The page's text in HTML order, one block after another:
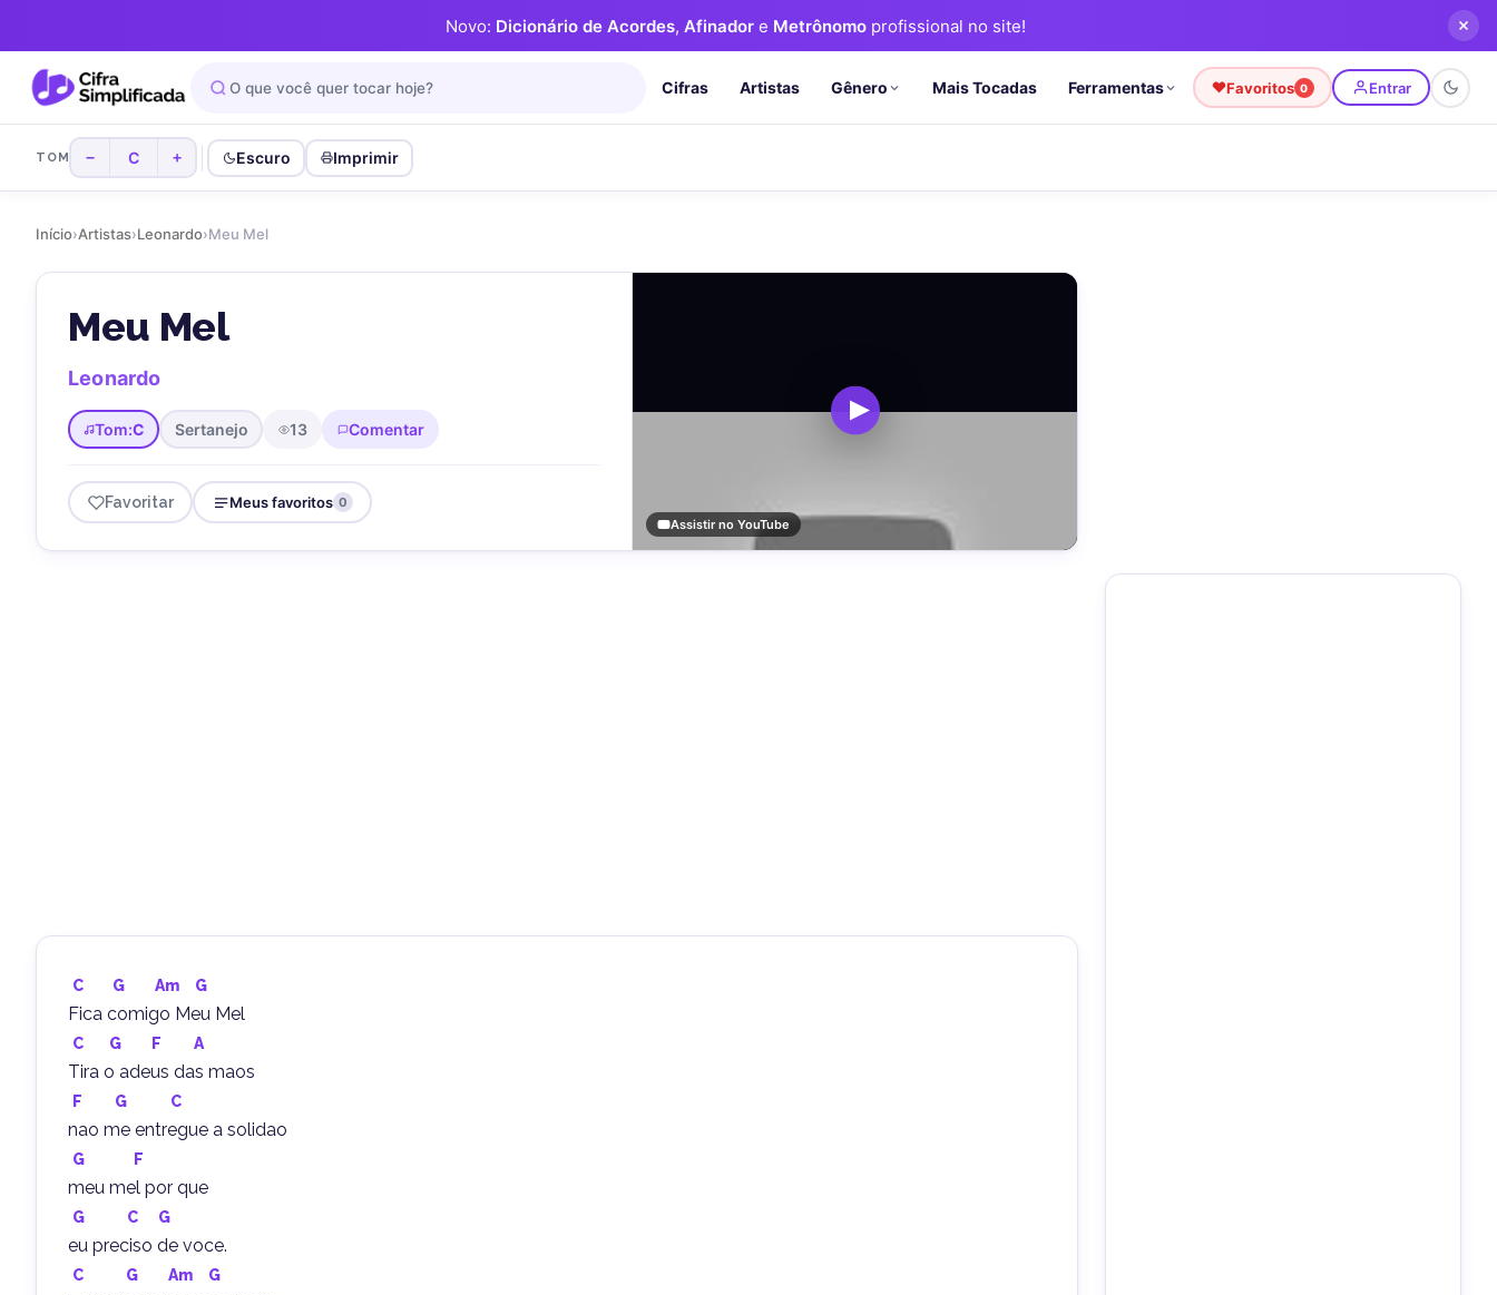
Novo: Dicionário de Acordes, Afinadore Metrônomoprofissional no site!
Cifras Artistas Gênero Mais Tocadas Ferramentas Favoritos 0 Entrar
TOM − C + Escuro Imprimir
Início›Artistas›Leonardo›Meu Mel
Meu Mel
Leonardo
Tom:C Sertanejo 13 Comentar
Favoritar Meus favoritos 0
Assistir no YouTube
C G Am G
Fica comigo Meu Mel
C G F A
Tira o adeus das maos
F G C
nao me entregue a solidao
G F
meu mel por que
G C G
eu preciso de voce.
C G Am G